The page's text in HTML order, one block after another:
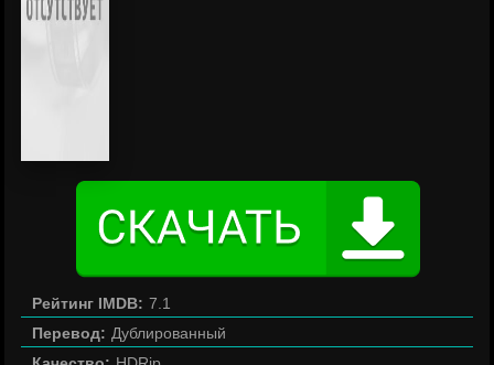
Рейтинг IMDB: 7.1
Перевод: Дублированный